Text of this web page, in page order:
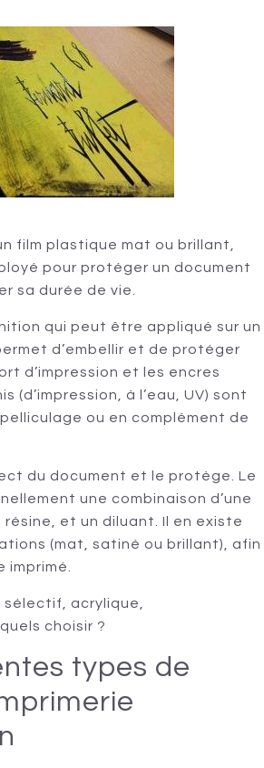
film plastique mat ou brillant,
pour protéger un document
sa durée de vie.
qui peut être appliqué sur un
d’embellir et de protéger
d’impression et les encres
(d’impression, à l’eau, UV) sont
ou en complément de
du document et le protège. Le
une combinaison d’une
et un diluant. Il en existe
(mat, satiné ou brillant), afin
imprimé.
acrylique,
choisir ?
types de